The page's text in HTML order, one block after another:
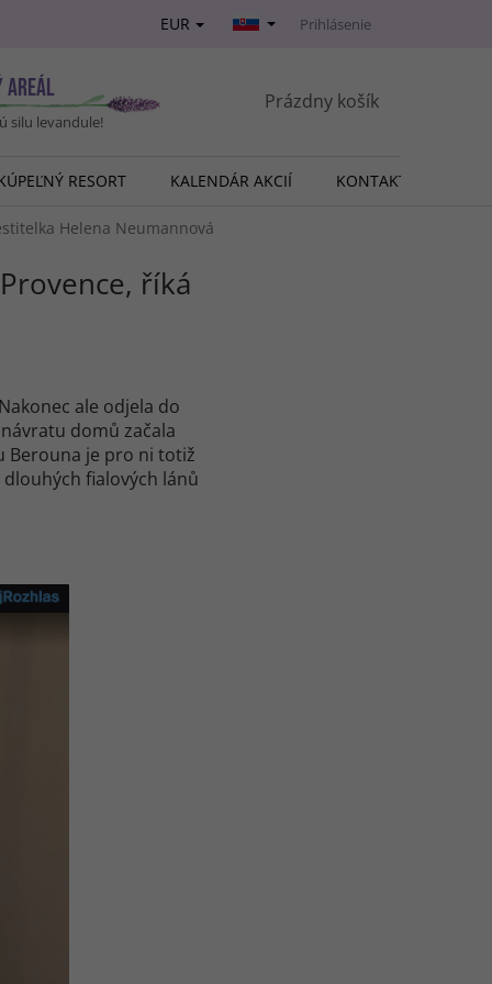
EUR Prihlásenie
AREÁL
silu levandule!
NÁKUPNÝ
Prázdny košík
RESORT KALENDÁR AKCIÍ KONTAKT
Helena Neumannová
říká
ale odjela do
domů začala
Berouna je pro ni totiž
fialových lánů